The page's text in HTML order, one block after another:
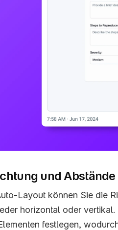
und Abstände
Layout können Sie die
horizontal oder
festlegen,